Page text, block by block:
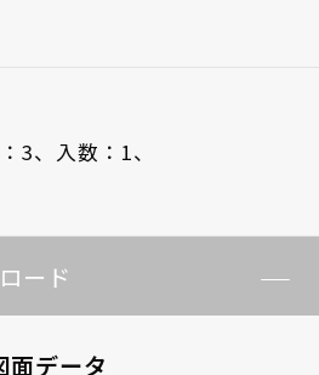
3、 入数：1、
ード
面データ